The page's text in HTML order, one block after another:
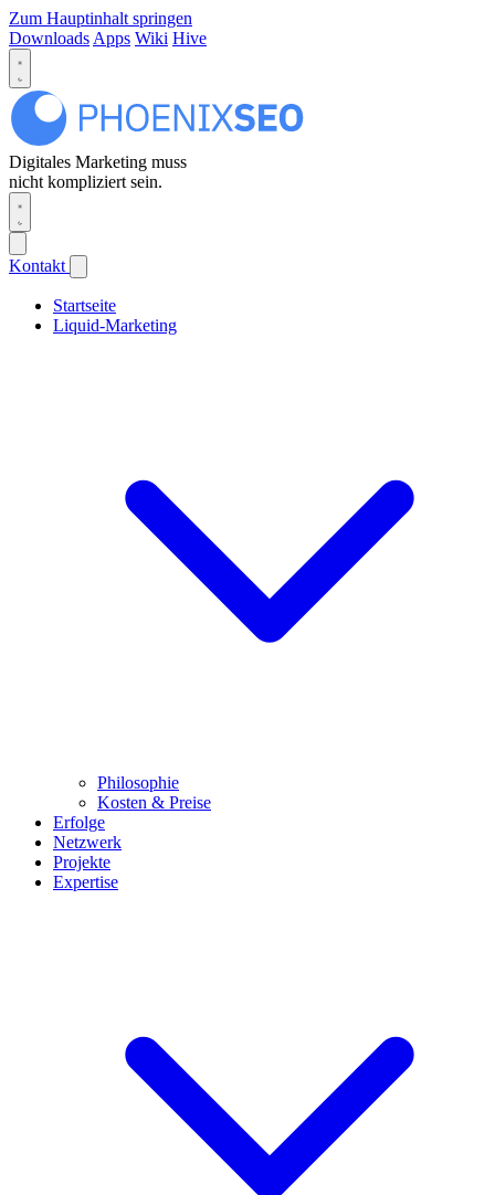
Zum Hauptinhalt springen
Downloads Apps Wiki Hive
Digitales Marketing muss
nicht kompliziert sein.
Kontakt
Startseite
Liquid-Marketing
Philosophie
Kosten & Preise
Erfolge
Netzwerk
Projekte
Expertise